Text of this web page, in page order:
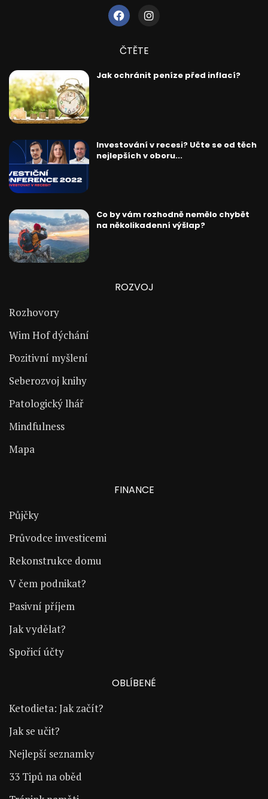
ČTĚTE
Jak ochránit peníze před inflací?
Investování v recesi? Učte se od těch
nejlepších v oboru...
Co by vám rozhodně nemělo chybět
na několikadenní výšlap?
ROZVOJ
Rozhovory
Wim Hof dýchání
Pozitivní myšlení
Seberozvoj knihy
Patologický lhář
Mindfulness
Mapa
FINANCE
Půjčky
Průvodce investicemi
Rekonstrukce domu
V čem podnikat?
Pasivní příjem
Jak vydělat?
Spořicí účty
OBLÍBENÉ
Ketodieta: Jak začít?
Jak se učit?
Nejlepší seznamky
33 Tipů na oběd